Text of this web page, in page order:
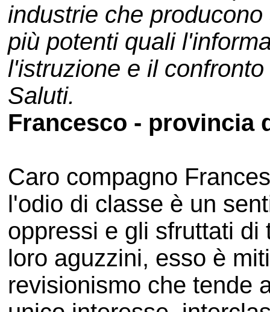
industrie che
più potenti quali
l'istruzione e il
Saluti.
Francesco - provincia
Caro compagno
l'odio di classe è un
oppressi e gli sfruttati
loro aguzzini, esso è
revisionismo che tende